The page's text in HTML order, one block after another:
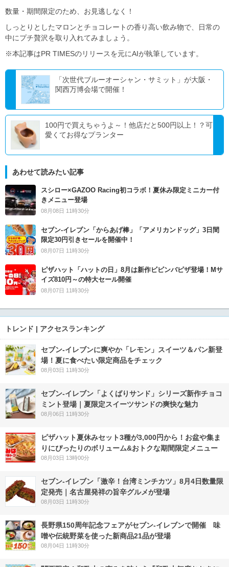
数量・期間限定のため、お見逃しなく！
しっとりとしたマロンとチョコレートの香り高い飲み物で、日常の
中にプチ贅沢を取り入れてみましょう。
※本記事はPR TIMESのリリースを元にAIが執筆しています。
「次世代ブルーオーシャン・サミット」が大阪・
関西万博会場で開催！
100円で買えちゃうよ～！他店だと500円以上！？可
愛くてお得なプランター
あわせて読みたい記事
スシロー×GAZOO Racing初コラボ！夏休み限定ミニカー付
きメニュー登場
08月08日 11時30分
セブン‐イレブン「からあげ棒」「アメリカンドッグ」3日間
限定30円引きセールを開催中！
08月07日 11時30分
ピザハット「ハットの日」8月は新作ビビンバピザ登場！Mサ
イズ810円～の特大セール開催
08月07日 11時30分
トレンド | アクセスランキング
セブン‐イレブンに爽やか「レモン」スイーツ＆パン新登
場！夏に食べたい限定商品をチェック
08月03日 11時30分
セブン‐イレブン「よくばりサンド」シリーズ新作チョコ
ミント登場｜夏限定スイーツサンドの爽快な魅力
08月06日 11時30分
ピザハット夏休みセット3種が3,000円から！お盆や集ま
りにぴったりのボリューム&おトクな期間限定メニュー
08月03日 13時00分
セブン-イレブン「激辛！台湾ミンチカツ」8月4日数量限
定発売｜名古屋発祥の旨辛グルメが登場
08月03日 11時30分
長野県150周年記念フェアがセブン-イレブンで開催 味
噌や伝統野菜を使った新商品21品が登場
08月04日 11時30分